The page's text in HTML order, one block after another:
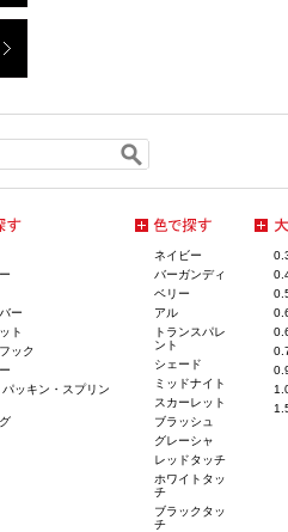
ー
ト
ック
ッキン・スプリン
ネイビー
バーガンディ
ベリー
アル
トランスパレ
ント
シェード
ミッドナイト
スカーレット
ブラッシュ
グレーシャ
レッドタッチ
ホワイトタッ
チ
ブラックタッ
チ